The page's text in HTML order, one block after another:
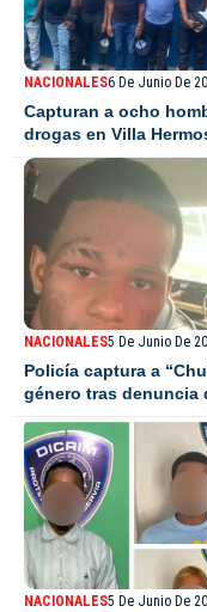
NACIONALES6 De Junio De
Capturan a ocho
drogas en Villa
NACIONALES5 De Junio De
Policía captura a
género tras denuncia
NACIONALES5 De Junio De